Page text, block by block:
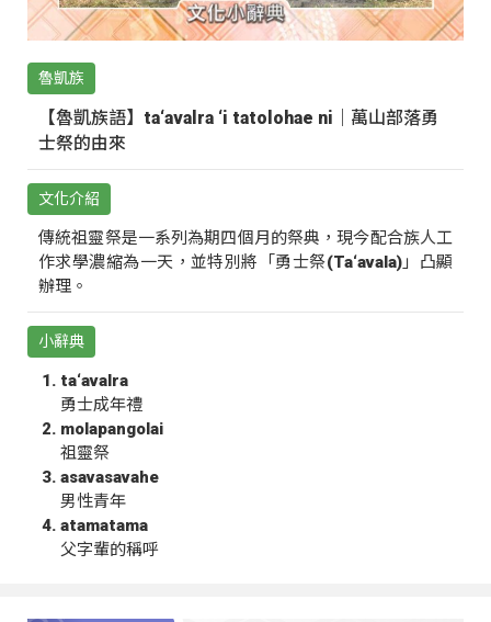
魯凱族
【魯凱族語】ta‘avalra ‘i tatolohae ni｜萬山部落勇
士祭的由來
文化介紹
傳統祖靈祭是一系列為期四個月的祭典，現今配合族人工
作求學濃縮為一天，並特別將「勇士祭(Ta‘avala)」凸顯
辦理。
小辭典
ta‘avalra
勇士成年禮
molapangolai
祖靈祭
asavasavahe
男性青年
atamatama
父字輩的稱呼